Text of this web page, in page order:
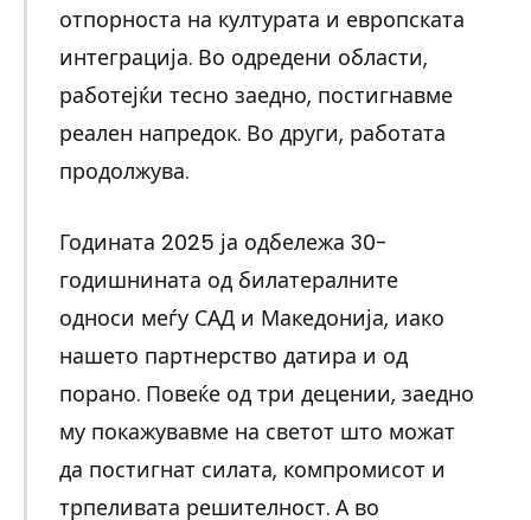
отпорноста на културата и европската
интеграција. Во одредени области,
работејќи тесно заедно, постигнавме
реален напредок. Во други, работата
продолжува.
Годината 2025 ја одбележа 30-
годишнината од билатералните
односи меѓу САД и Македонија, иако
нашето партнерство датира и од
порано. Повеќе од три децении, заедно
му покажувавме на светот што можат
да постигнат силата, компромисот и
трпеливата решителност. А во